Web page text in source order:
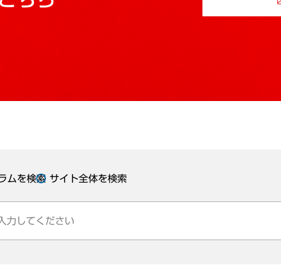
ムを検索 サイト全体を検索